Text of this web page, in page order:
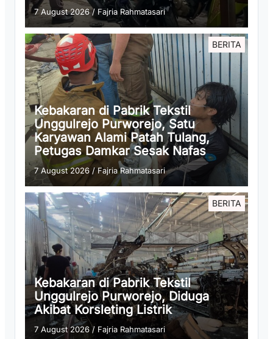
7 August 2026/ Fajria Rahmatasari
BERITA
Kebakaran di Pabrik Tekstil
Unggulrejo Purworejo, Satu
Karyawan Alami Patah Tulang,
Petugas Damkar Sesak Nafas
7 August 2026 /Fajria Rahmatasari
BERITA
Kebakaran di Pabrik Tekstil
Unggulrejo Purworejo, Diduga
Akibat Korsleting Listrik
7 August 2026/ Fajria Rahmatasari